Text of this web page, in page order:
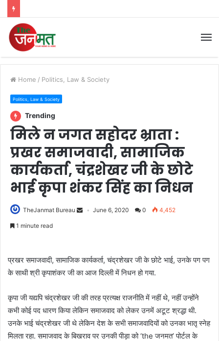
Home / Politics, Law & Society
Politics, Law & Society
Trending
मिले न जगत सहोदर भ्राता :
प्रखर समाजवादी, सामाजिक
कार्यकर्ता, चंद्रशेखर जी के छोटे
भाई कृपा शंकर सिंह का निधन
TheJanmat Bureau June 6, 2020 0 4,452
1 minute read
प्रखर समाजवादी, सामाजिक कार्यकर्ता, चंद्रशेखर जी के छोटे भाई, उनके पग पग
के साथी श्री कृपाशंकर जी का आज दिल्ली में निधन हो गया.
कृपा जी यद्यपि चंद्रशेखर जी की तरह प्रत्यक्ष राजनीति में नहीं थे, नहीं उन्होंने
कभी कोई पद धारण किया लेकिन समाजवाद को लेकर उनमें अटूट श्रद्धा थी.
उनके भाई चंद्रशेखर जी थे लेकिन देश के सभी समाजवादियों को उनका भातृ स्नेह
मिलता रहा. समाजवाद के बिखराव पर उनकी पीड़ा को ‘the जनमत’ पोर्टल के